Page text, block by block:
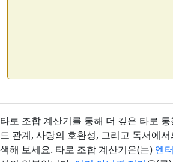
타로 조합 계산기를 통해 더 깊은 타로
드 관계, 사랑의 호환성, 그리고 독서에
색해 보세요. 타로 조합 계산기은(는) 엔